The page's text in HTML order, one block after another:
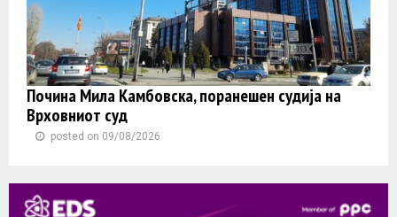
Почина Мила Камбовска, поранешен судија на
Врховниот суд
posted on 09/08/2026